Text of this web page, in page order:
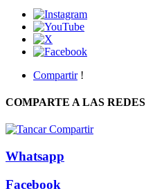
Compartir !
COMPARTE A LAS REDES
Whatsapp
Facebook